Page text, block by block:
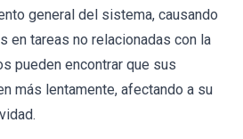
general del sistema, causando
en tareas no relacionadas con la
pueden encontrar que sus
más lentamente, afectando a su